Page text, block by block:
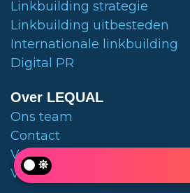
Linkbuilding strategie
Linkbuilding uitbesteden
Internationale linkbuilding
Digital PR
Over LEQUAL
Ons team
Contact
Vestigingen
Vacatures